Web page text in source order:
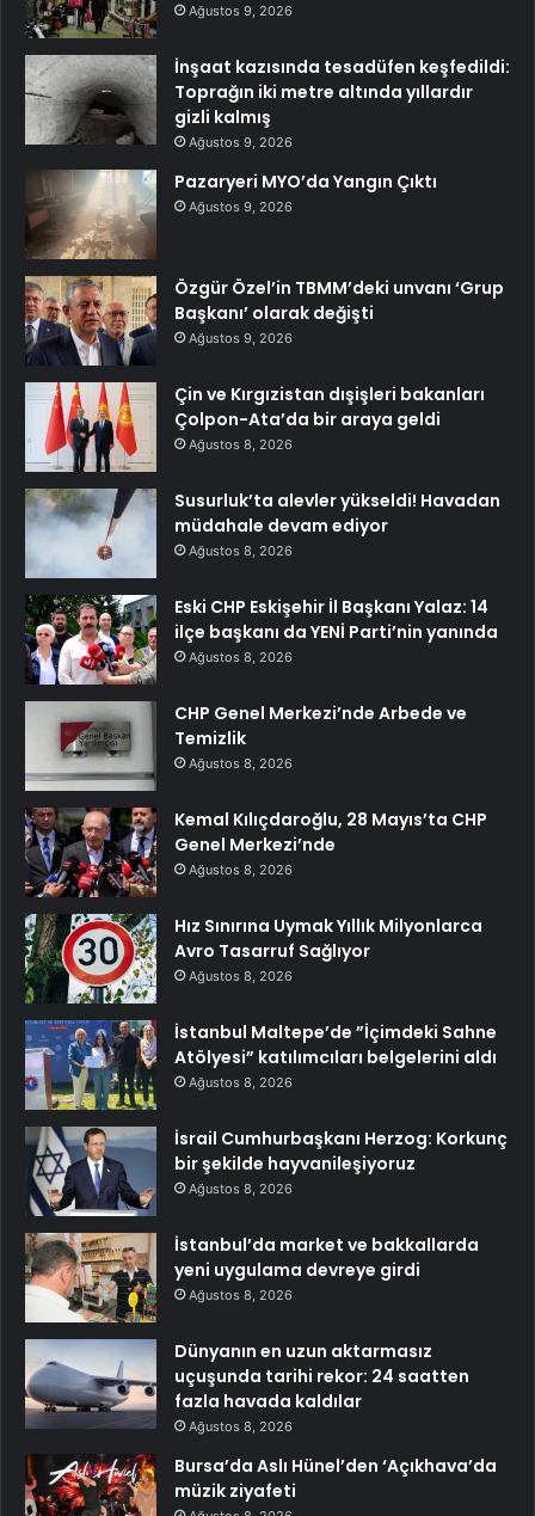
Ağustos 9, 2026
İnşaat kazısında tesadüfen keşfedildi:
Toprağın iki metre altında yıllardır
gizli kalmış
Ağustos 9, 2026
Pazaryeri MYO’da Yangın Çıktı
Ağustos 9, 2026
Özgür Özel’in TBMM’deki unvanı ‘Grup
Başkanı’ olarak değişti
Ağustos 9, 2026
Çin ve Kırgızistan dışişleri bakanları
Çolpon-Ata’da bir araya geldi
Ağustos 8, 2026
Susurluk’ta alevler yükseldi! Havadan
müdahale devam ediyor
Ağustos 8, 2026
Eski CHP Eskişehir İl Başkanı Yalaz: 14
ilçe başkanı da YENİ Parti’nin yanında
Ağustos 8, 2026
CHP Genel Merkezi’nde Arbede ve
Temizlik
Ağustos 8, 2026
Kemal Kılıçdaroğlu, 28 Mayıs’ta CHP
Genel Merkezi’nde
Ağustos 8, 2026
Hız Sınırına Uymak Yıllık Milyonlarca
Avro Tasarruf Sağlıyor
Ağustos 8, 2026
İstanbul Maltepe’de ”İçimdeki Sahne
Atölyesi” katılımcıları belgelerini aldı
Ağustos 8, 2026
İsrail Cumhurbaşkanı Herzog: Korkunç
bir şekilde hayvanileşiyoruz
Ağustos 8, 2026
İstanbul’da market ve bakkallarda
yeni uygulama devreye girdi
Ağustos 8, 2026
Dünyanın en uzun aktarmasız
uçuşunda tarihi rekor: 24 saatten
fazla havada kaldılar
Ağustos 8, 2026
Bursa’da Aslı Hünel’den ‘Açıkhava’da
müzik ziyafeti